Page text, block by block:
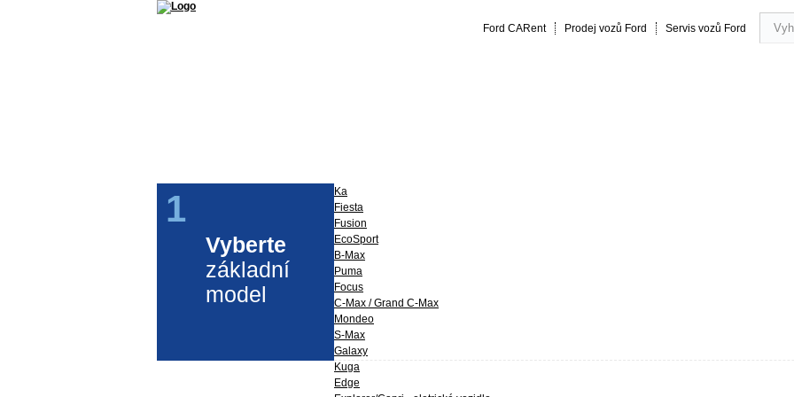
Vyberte
základní
model
1
Ka
Fiesta
Fusion
EcoSport
B-Max
Puma
Focus
C-Max / Grand C-Max
Mondeo
S-Max
Galaxy
Kuga
Edge
Ford CARent Prodej vozů Ford Servis vozů Ford